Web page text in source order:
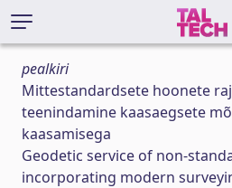
pealkiri
Mittestandardsete hoonete
teenindamine kaasaegsete
kaasamisega
Geodetic service of non-
incorporating modern